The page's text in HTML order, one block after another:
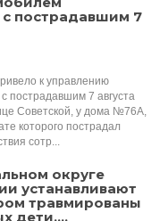
пострадавшим 7
к управлению
пострадавшим 7 августа
Советской, у дома №76А,
которого пострадал
сотр...
округе
устанавливают
травмированы
дети....